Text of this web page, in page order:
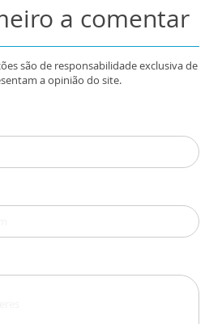
a comentar
são de responsabilidade exclusiva de
a opinião do site.